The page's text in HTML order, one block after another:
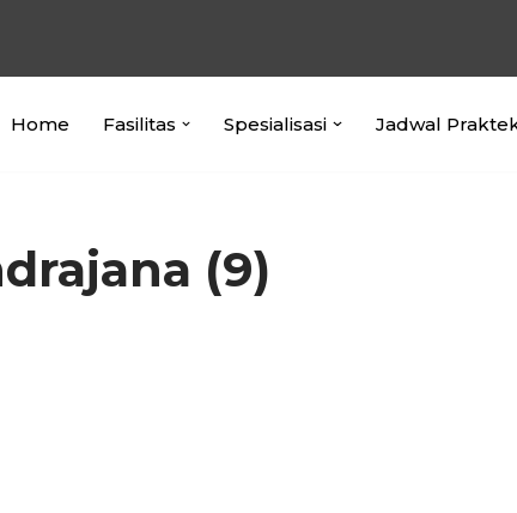
Home Fasilitas Spesialisasi Jadwal
(9)